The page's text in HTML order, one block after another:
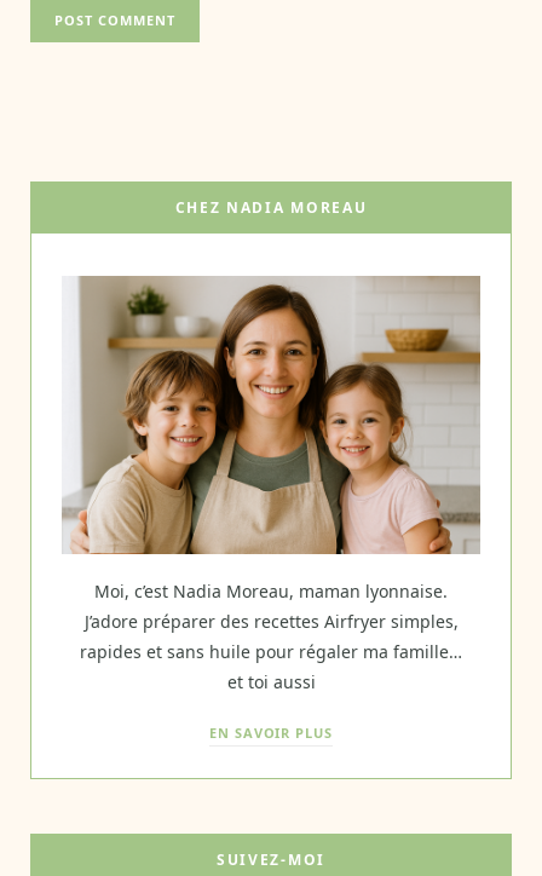
CHEZ NADIA MOREAU
Moi, c’est Nadia Moreau, maman lyonnaise.
J’adore préparer des recettes Airfryer simples,
rapides et sans huile pour régaler ma famille…
et toi aussi
EN SAVOIR PLUS
SUIVEZ-MOI